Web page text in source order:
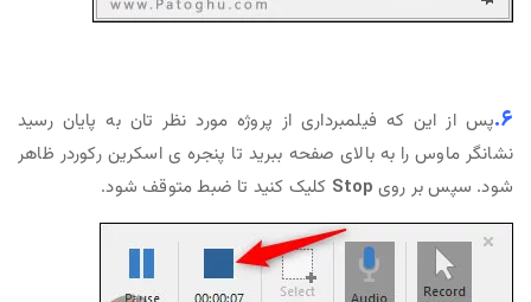
۶. پس از این که فیلمبرداری از پروژه مورد نظر تان به پایان رسید
نشانگر ماوس را به بالای صفحه ببرید تا پنجره ی اسکرین رکوردر ظاهر
شود. سپس بر روی Stop کلیک کنید تا ضبط متوقف شود.